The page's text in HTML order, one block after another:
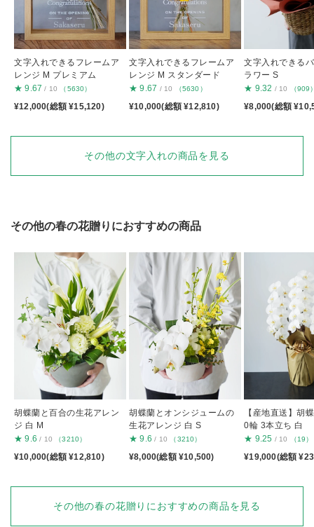
文字入れできるフレームア
レンジ M プレミアム
★ 9.67 / 10 （5630）
¥12,000(総額 ¥15,120)
文字入れできるフレームア
レンジ M スタンダード
★ 9.67 / 10 （5630）
¥10,000(総額 ¥12,810)
文字入れできる
ラワー S
★ 9.32 / 10 （909
¥8,000(総額
その他の文字入れの商品を見る
その他の春の花贈りにおすすめの商品
胡蝶蘭と百合の生花アレン
ジ 白 M
★ 9.6 / 10 （3210）
¥10,000(総額 ¥12,810)
胡蝶蘭とオンシジュームの
生花アレンジ 白 S
★ 9.6 / 10 （3210）
¥8,000(総額 ¥10,500)
【産地直送】胡
0輪 3本立ち 白
★ 9.25 / 10 （19）
¥19,000(総額
その他の春の花贈りにおすすめの商品を見る